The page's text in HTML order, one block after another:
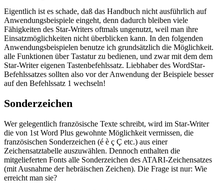
Eigentlich ist es schade, daß das Handbuch nicht ausführlich auf
Anwendungsbeispiele eingeht, denn dadurch bleiben viele
Fähigkeiten des Star-Writers oftmals ungenutzt, weil man ihre
Einsatzmöglichkeiten nicht überblicken kann. In den folgenden
Anwendungsbeispielen benutze ich grundsätzlich die Möglichkeit.
alle Funktionen über Tastatur zu bedienen, und zwar mit dem dem
Star-Writer eigenen Tastenbefehlssatz. Liebhaber des WordStar-
Befehlssatzes sollten also vor der Anwendung der Beispiele besser
auf den Befehlssatz 1 wechseln!
Sonderzeichen
Wer gelegentlich französische Texte schreibt, wird im Star-Writer
die von 1st Word Plus gewohnte Möglichkeit vermissen, die
französischen Sonderzeichen (é è ç Ç etc.) aus einer
Zeichensatztabelle auszuwählen. Dennoch enthalten die
mitgelieferten Fonts alle Sonderzeichen des ATARI-Zeichensatzes
(mit Ausnahme der hebräischen Zeichen). Die Frage ist nur: Wie
erreicht man sie?